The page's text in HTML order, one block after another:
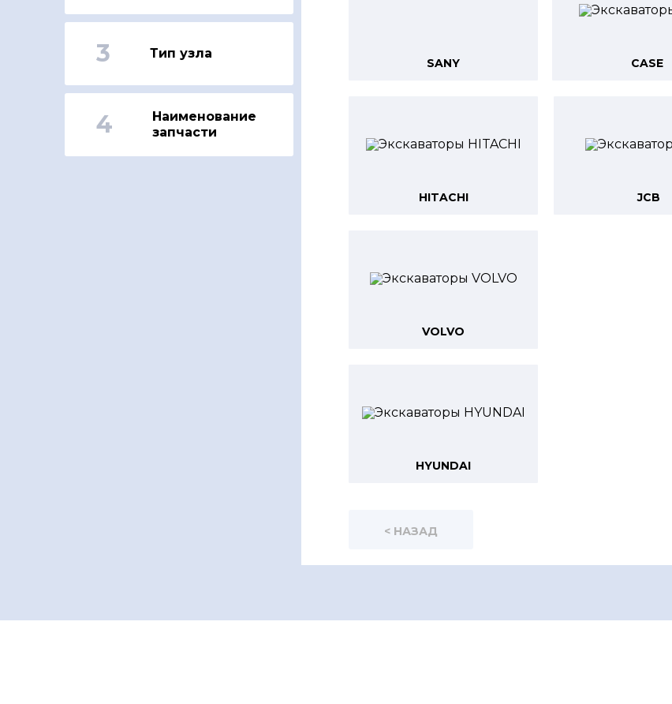
3 Тип узла
4
Наименование
запчасти
SANY CASE
HITACHI JCB
VOLVO
HYUNDAI
< НАЗАД